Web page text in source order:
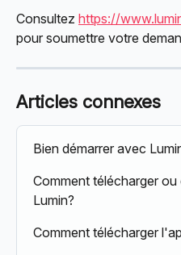
Consultez https://
pour soumettre votre
Articles connexes
Bien démarrer avec
Comment télécharger
Lumin?
Comment télécharger